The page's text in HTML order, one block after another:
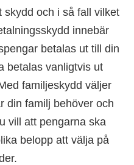
skydd och i så fall vilket
innebär
betalas ut till din
betalas vanligtvis ut
familjeskydd väljer
din familj behöver och
vill att pengarna ska
belopp att välja på